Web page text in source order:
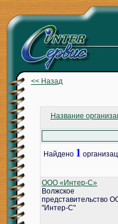
<< Назад
Название
Найдено 1
ООО «Интер-С»
Волжское
представительство
"Интер-С"